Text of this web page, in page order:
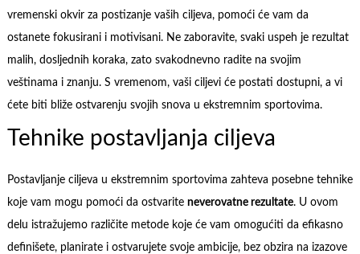
vremenski okvir za postizanje vaših ciljeva, pomoći će vam da
ostanete fokusirani i motivisani. Ne zaboravite, svaki uspeh je rezultat
malih, dosljednih koraka, zato svakodnevno radite na svojim
veštinama i znanju. S vremenom, vaši ciljevi će postati dostupni, a vi
ćete biti bliže ostvarenju svojih snova u ekstremnim sportovima.
Tehnike postavljanja ciljeva
Postavljanje ciljeva u ekstremnim sportovima zahteva posebne tehnike
koje vam mogu pomoći da ostvarite neverovatne rezultate. U ovom
delu istražujemo različite metode koje će vam omogućiti da efikasno
definišete, planirate i ostvarujete svoje ambicije, bez obzira na izazove